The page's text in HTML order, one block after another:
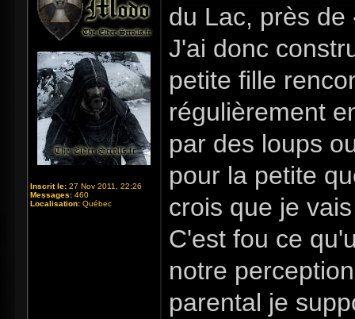
Inscrit le: 27 Nov 2011, 22:26
Messages: 460
Localisation: Québec
du Lac, près
J'ai donc
petite fille
régulièrement
par des loups
pour la petite
crois que je
C'est fou ce
notre
parental je